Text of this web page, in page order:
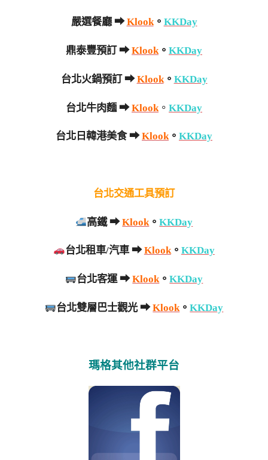
嚴選餐廳 ➡Klook。 KKDay
鼎泰豐預訂 ➡Klook。 KKDay
台北火鍋預訂 ➡Klook。 KKDay
台北牛肉麵 ➡Klook 。 KKDay
台北日韓港美食 ➡Klook。 KKDay
台北交通工具預訂
高鐵 ➡Klook 。KKDay
台北租車/汽車 ➡Klook。 KKDay
台北客運 ➡Klook。KKDay
台北雙層巴士觀光 ➡Klook。KKDay
瑪格其他社群平台